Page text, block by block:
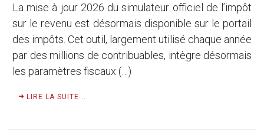
La mise à jour 2026 du simulateur officiel de l’impôt
sur le revenu est désormais disponible sur le portail
des impôts. Cet outil, largement utilisé chaque année
par des millions de contribuables, intègre désormais
les paramètres fiscaux (…)
LIRE LA SUITE ...